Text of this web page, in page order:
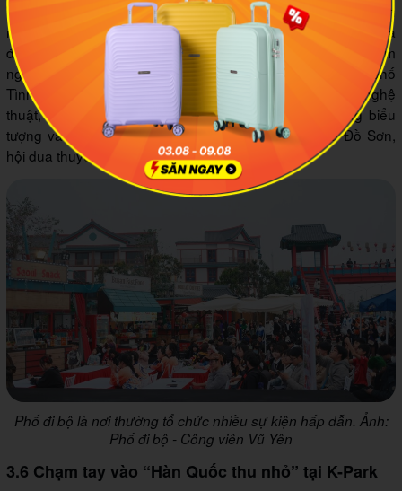
Là phố đi bộ ven sông dài nhất Việt Nam, công viên Vũ Yên
mang đến không gian thư giãn với tầm nhìn hướng thẳng ra
đô thị Hải Phòng hiện đại. Tại đây, du khách sẽ được chiêm
ngưỡng những công trình nghệ thuật độc đáo, như tuyến phố
Tình Yêu với biểu tượng khóa tình yêu, đài phun nước nghệ
thuật, hay tuyến phố Hải Phòng & Biển tái hiện những biểu
tượng văn hóa đặc trưng như tượng đồng Chọi trâu Đồ Sơn,
hội đua thuyền…
Phố đi bộ là nơi thường tổ chức nhiều sự kiện hấp dẫn. Ảnh:
Phố đi bộ - Công viên Vũ Yên
3.6 Chạm tay vào “Hàn Quốc thu nhỏ” tại K-Park